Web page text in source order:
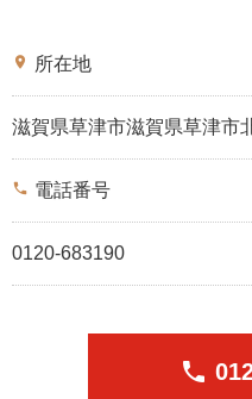
place 所在地
滋賀県草津市滋賀県草津市
phone 電話番号
0120-683190
phone